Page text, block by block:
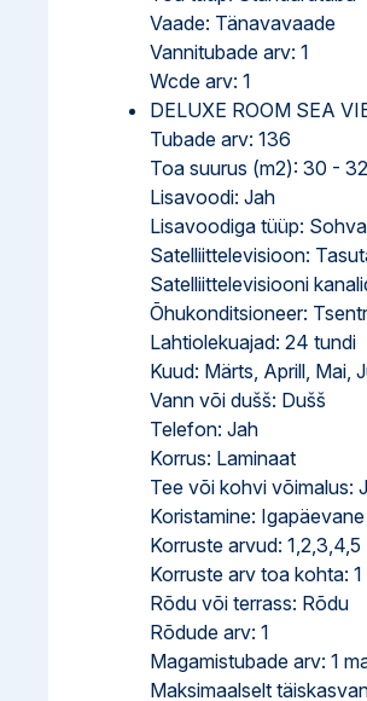
Vaade: Tänavavaade
Vannitubade arv: 1
Wcde arv: 1
DELUXE ROOM SEA
Tubade arv: 136
Toa suurus (m2): 30 - 32
Lisavoodi: Jah
Lisavoodiga tüüp:
Satelliittelevisioon:
Satelliittelevisiooni
Õhukonditsioneer:
Lahtiolekuajad: 24 tundi
Kuud: Märts, Aprill, Mai,
Vann või dušš: Dušš
Telefon: Jah
Korrus: Laminaat
Tee või kohvi võimalus:
Koristamine: Igapäevane
Korruste arvud: 1,2,3,4,5
Korruste arv toa kohta: 1
Rõdu või terrass: Rõdu
Rõdude arv: 1
Magamistubade arv: 1
Maksimaalselt